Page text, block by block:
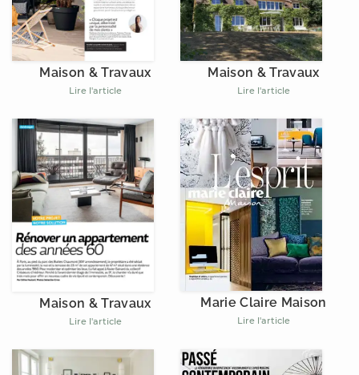
Maison & Travaux
Lire l'article
Maison & Travaux
Lire l'article
Maison & Travaux
Lire l'article
Marie Claire Maison
Lire l'article